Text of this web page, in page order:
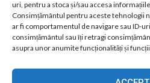
uri, pentru a stoca și/sau accesa
Consimțământul pentru aceste tehnologii
ar fi comportamentul de navigare sau ID-
consimțământul sau îți retragi
asupra unor anumite funcționalități și
Asigurare de calatorie
Când
Calendar Formula 1 sezon
Despre AirlinesTravel.ro